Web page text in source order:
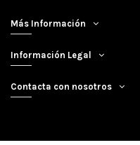
Más Información
Información Legal
Contacta con nosotros